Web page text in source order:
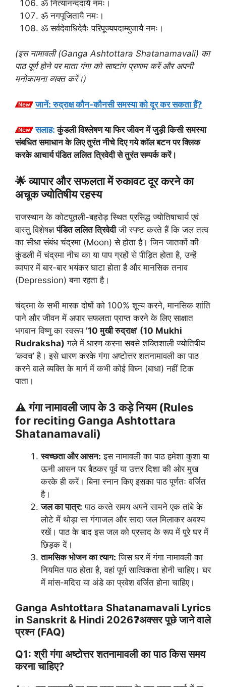
ॐ नित्यानन्ददायै नमः।
ॐ नगपूजितायै नमः।
ॐ सर्वदेवाधिदेवैः परिपूज्यपदाम्बुजायै नमः।
(इस नामावली (Ganga Ashtottara Shatanamavali) का
पाठ पूर्ण होने पर माता गंगा को साष्टांग प्रणाम करें और अपनी
मनोकामना व्यक्त करें।)
जानें: रुद्राक्ष कौन-कौनसी समस्या को दूर कर सकता हैं?
सलाह: कुंडली विश्लेषण या फिर जीवन में जुड़ी किसी समस्या
संबधित समाधान के लिए तुरंत नीचे दिए गये कॉल बटन पर क्लिक
करके आचार्य पंडित ललित त्रिवेदी से तुरंत सम्पर्क करें।
🌟 व्यापार और सफलता में रुकावट दूर करने का
अचूक ज्योतिषीय रहस्य
राजस्थान के कोटपूतली-बहरोड़ स्थित प्रसिद्ध ज्योतिषाचार्य एवं
वास्तु विशेषज्ञपंडित ललित त्रिवेदीजी स्पष्ट करते हैं कि जल तत्व
का सीधा संबंध चंद्रमा (Moon) से होता है। जिन जातकों की
कुंडली में चंद्रमा नीच का या पाप ग्रहों से पीड़ित होता है, उन्हें
व्यापार में बार-बार भयंकर घाटा होता है और मानसिक तनाव
(Depression) बना रहता है।
चंद्रमा के सभी मारक दोषों को 100% शून्य करने, मानसिक शांति
पाने और जीवन में अपार सफलता प्राप्त करने के लिए साक्षात
भगवान विष्णु का स्वरूप ’10 मुखी रुद्राक्ष’ (10 Mukhi
Rudraksha) गले में धारण करना सबसे शक्तिशाली ज्योतिषीय
‘कवच’ है। इसे धारण करके गंगा अष्टोत्तर शतनामावली का पाठ
करने वाले व्यक्ति के मार्ग में कभी कोई विघ्न (बाधा) नहीं टिक
पाता।
⚠️ गंगा नामावली जाप के 3 कड़े नियम (Rules
for reciting Ganga Ashtottara
Shatanamavali)
स्वच्छता और आसन: इस नामावली का पाठ हमेशा कुशा या
ऊनी आसन पर बैठकर पूर्व या उत्तर दिशा की ओर मुख
करके ही करें। बिना स्नान किए इसका पाठ पूर्णतः वर्जित
है।
जल का पात्र: पाठ करते समय अपने सामने एक तांबे के
लोटे में थोड़ा सा गंगाजल और सादा जल मिलाकर अवश्य
रखें। पाठ के बाद इस जल को प्रसाद के रूप में पूरे घर में
छिड़क दें।
तामसिक भोजन का त्याग: जिस घर में गंगा नामावली का
नियमित पाठ होता है, वहां पूर्ण सात्विकता होनी चाहिए। घर
में मांस-मदिरा या अंडे का प्रवेश वर्जित होना चाहिए।
Ganga Ashtottara Shatanamavali Lyrics
in Sanskrit & Hindi 2026❓अक्सर पूछे जाने वाले
प्रश्न (FAQ)
Q1: श्री गंगा अष्टोत्तर शतनामावली का पाठ किस समय
करना चाहिए?